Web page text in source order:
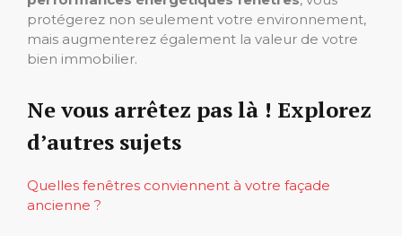
protégerez non seulement votre environnement,
mais augmenterez également la valeur de votre
bien immobilier.
Ne vous arrêtez pas là ! Explorez
d’autres sujets
Quelles fenêtres conviennent à votre façade
ancienne ?